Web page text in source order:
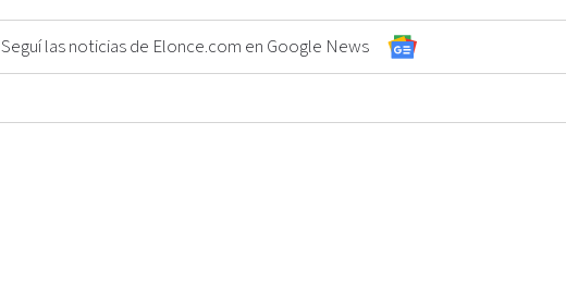
Seguí las noticias de Elonce.com en Google News